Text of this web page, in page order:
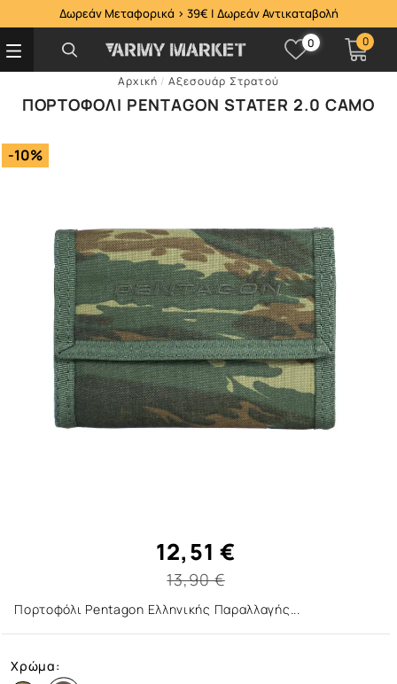
Δωρεάν Μεταφορικά > 39€ | Δωρεάν Αντικαταβολή
0 0
Αρχική / Αξεσουάρ Στρατού
ΠΟΡΤΟΦΌΛΙ PENTAGON STATER 2.0 CAMO
-10%
12,51 €
13,90 €
Πορτοφόλι Pentagon Ελληνικής Παραλλαγής...
Χρώμα: